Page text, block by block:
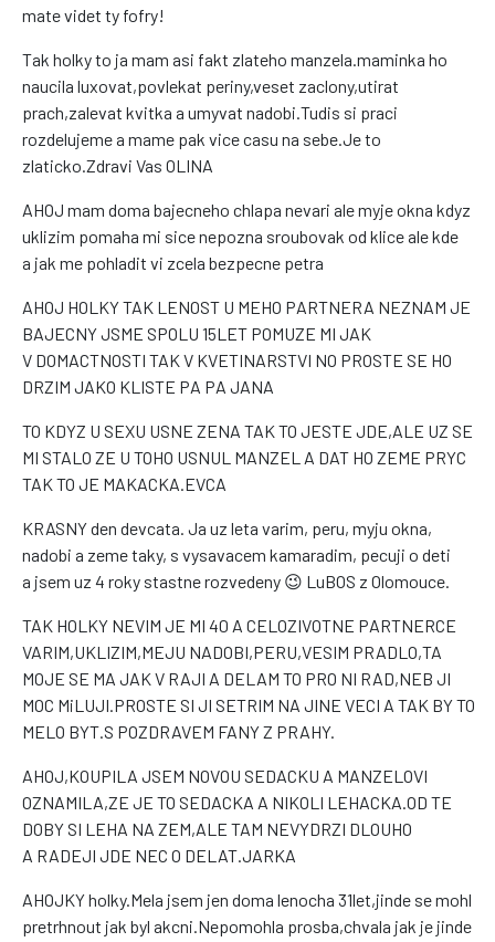
mate videt ty fofry!
Tak holky to ja mam asi fakt zlateho manzela.maminka ho
naucila luxovat,povlekat periny,veset zaclony,utirat
prach,zalevat kvitka a umyvat nadobi.Tudis si praci
rozdelujeme a mame pak vice casu na sebe.Je to
zlaticko.Zdravi Vas OLINA
AHOJ mam doma bajecneho chlapa nevari ale myje okna kdyz
uklizim pomaha mi sice nepozna sroubovak od klice ale kde
a jak me pohladit vi zcela bezpecne petra
AHOJ HOLKY TAK LENOST U MEHO PARTNERA NEZNAM JE
BAJECNY JSME SPOLU 15LET POMUZE MI JAK
V DOMACTNOSTI TAK V KVETINARSTVI NO PROSTE SE HO
DRZIM JAKO KLISTE PA PA JANA
TO KDYZ U SEXU USNE ZENA TAK TO JESTE JDE,ALE UZ SE
MI STALO ZE U TOHO USNUL MANZEL A DAT HO ZEME PRYC
TAK TO JE MAKACKA.EVCA
KRASNY den devcata. Ja uz leta varim, peru, myju okna,
nadobi a zeme taky, s vysavacem kamaradim, pecuji o deti
a jsem uz 4 roky stastne rozvedeny 😉 LuBOS z Olomouce.
TAK HOLKY NEVIM JE MI 40 A CELOZIVOTNE PARTNERCE
VARIM,UKLIZIM,MEJU NADOBI,PERU,VESIM PRADLO,TA
MOJE SE MA JAK V RAJI A DELAM TO PRO NI RAD,NEB JI
MOC MiLUJI.PROSTE SI JI SETRIM NA JINE VECI A TAK BY TO
MELO BYT.S POZDRAVEM FANY Z PRAHY.
AHOJ,KOUPILA JSEM NOVOU SEDACKU A MANZELOVI
OZNAMILA,ZE JE TO SEDACKA A NIKOLI LEHACKA.OD TE
DOBY SI LEHA NA ZEM,ALE TAM NEVYDRZI DLOUHO
A RADEJI JDE NEC O DELAT.JARKA
AHOJKY holky.Mela jsem jen doma lenocha 31let,jinde se mohl
pretrhnout jak byl akcni.Nepomohla prosba,chvala jak je jinde